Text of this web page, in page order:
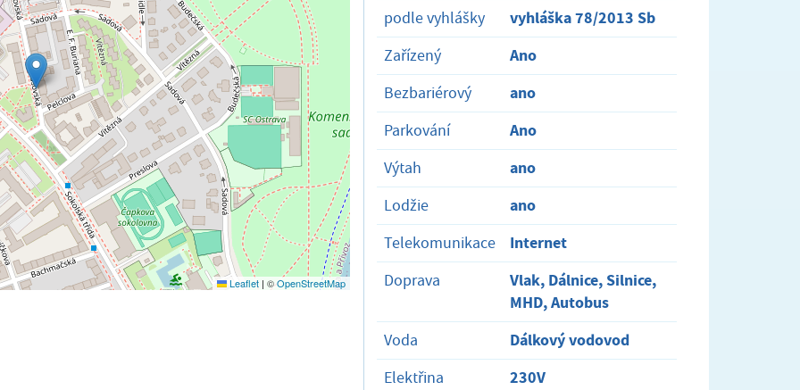
Leaflet | ©OpenStreetMap
podle vyhlášky vyhláška 78/2013 Sb
Zařízený Ano
Bezbariérový ano
Parkování Ano
Výtah ano
Lodžie ano
Telekomunikace Internet
Doprava
Vlak, Dálnice, Silnice,
MHD, Autobus
Voda Dálkový vodovod
Elektřina 230V